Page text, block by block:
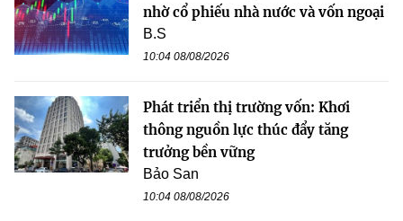
nhờ cổ phiếu nhà nước và vốn ngoại
B.S
10:04 08/08/2026
Phát triển thị trường vốn: Khơi
thông nguồn lực thúc đẩy tăng
trưởng bền vững
Bảo San
10:04 08/08/2026